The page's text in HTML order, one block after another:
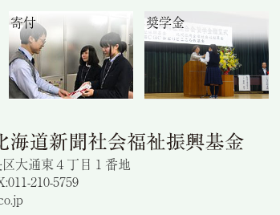
寄付 奨学金
大通東４丁目１番地
210-5759